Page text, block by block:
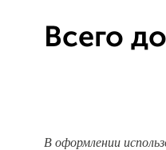
Всего
В оформлении